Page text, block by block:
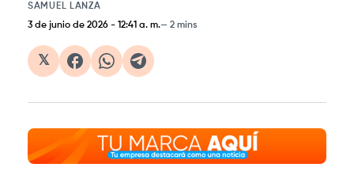
SAMUEL LANZA
3 de junio de 2026 - 12:41 a. m. 2 mins
𝕏